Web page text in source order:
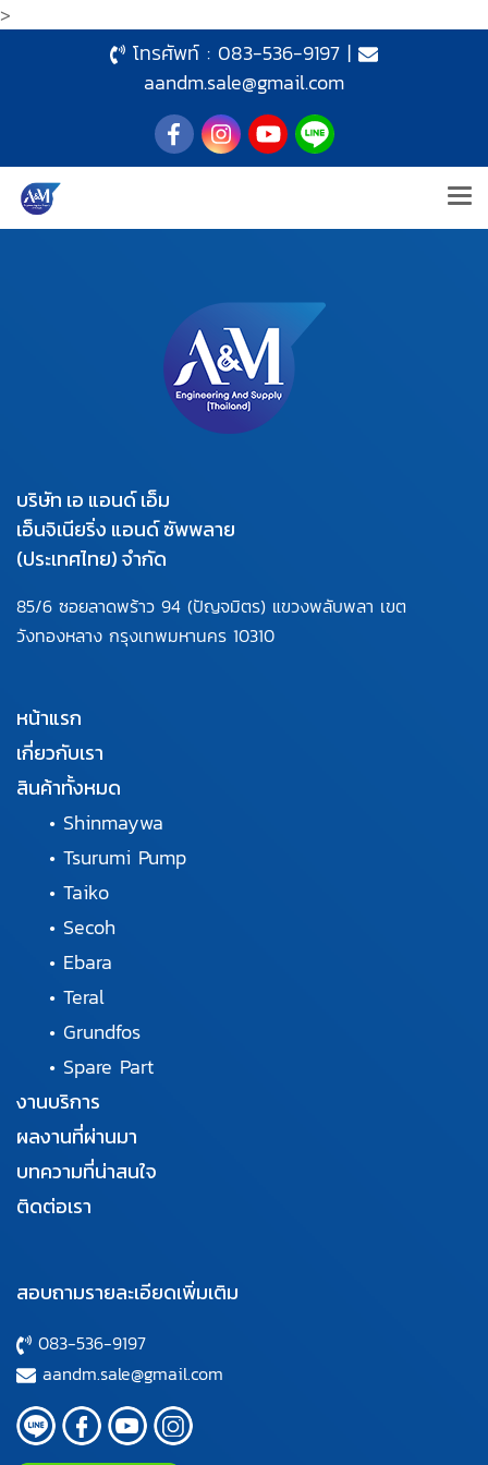
>
โทรศัพท์ : 083-536-9197|
aandm.sale@gmail.com
บริษัท เอ แอนด์ เอ็ม
เอ็นจิเนียริ่ง แอนด์ ซัพพลาย
(ประเทศไทย) จำกัด
85/6 ซอยลาดพร้าว 94 (ปัญจมิตร) แขวงพลับพลา เขต
วังทองหลาง กรุงเทพมหานคร 10310
หน้าแรก
เกี่ยวกับเรา
สินค้าทั้งหมด
• Shinmaywa
• Tsurumi Pump
• Taiko
• Secoh
• Ebara
• Teral
• Grundfos
• Spare Part
งานบริการ
ผลงานที่ผ่านมา
บทความที่น่าสนใจ
ติดต่อเรา
สอบถามรายละเอียดเพิ่มเติม
083-536-9197
aandm.sale@gmail.com